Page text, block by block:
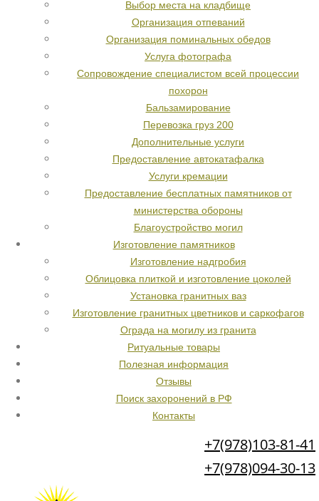
Выбор места на кладбище
Организация отпеваний
Организация поминальных обедов
Услуга фотографа
Сопровождение специалистом всей процессии
похорон
Бальзамирование
Перевозка груз 200
Дополнительные услуги
Предоставление автокатафалка
Услуги кремации
Предоставление бесплатных памятников от
министерства обороны
Благоустройство могил
Изготовление памятников
Изготовление надгробия
Облицовка плиткой и изготовление цоколей
Установка гранитных ваз
Изготовление гранитных цветников и саркофагов
Ограда на могилу из гранита
Ритуальные товары
Полезная информация
Отзывы
Поиск захоронений в РФ
Контакты
+7(978)103-81-41
+7(978)094-30-13